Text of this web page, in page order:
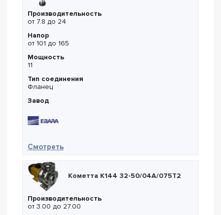
Производительность
от 7.8 до 24
Напор
от 101 до 165
Мощность
11
Тип соединения
Фланец
Завод
Смотреть— Ebara EVMSG15 12/11
Кометта К144 32-50/04А/075Т2
Производительность
от 3.00 до 27.00